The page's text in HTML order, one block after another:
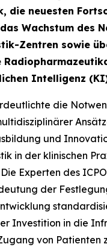
die neuesten
Wachstum des
Zentren sowie
Intelligenz
die
und
in der klinischen
Experten des
der
Investition in die
von Patienten